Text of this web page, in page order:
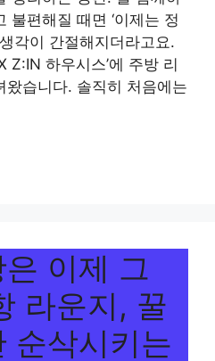
불편해질 때면 ‘이제는 정
각이 간절해지더라고요.
Z:IN 하우시스’에 주방 리
왔습니다. 솔직히 처음에는
이제 그
라운지, 꿀
순삭시키는